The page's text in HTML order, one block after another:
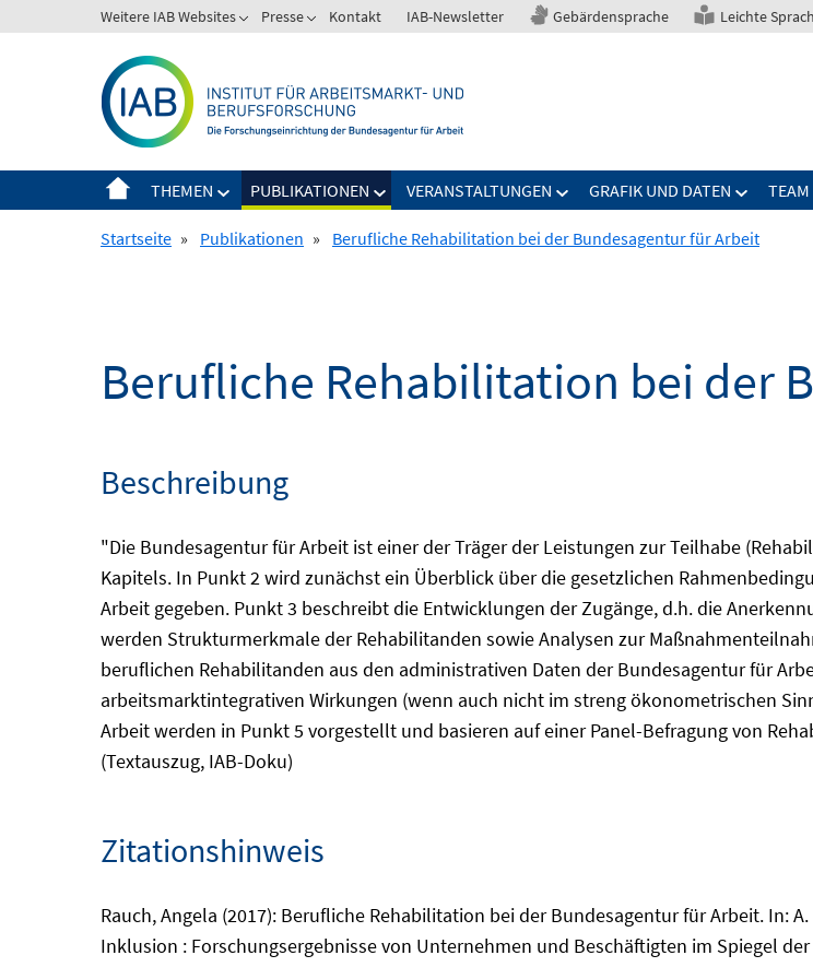
zum
Weitere IAB Websites Presse Kontakt IAB-Newsletter Gebärdensprache Leichte
THEMEN PUBLIKATIONEN VERANSTALTUNGEN GRAFIK UND DATEN TEAM
Startseite » Publikationen » Berufliche Rehabilitation bei der Bundesagentur für Arbeit
Berufliche Rehabilitation bei der
Beschreibung
"Die Bundesagentur für Arbeit ist einer der Träger der Leistungen zur Teilhabe
Kapitels. In Punkt 2 wird zunächst ein Überblick über die gesetzlichen
Arbeit gegeben. Punkt 3 beschreibt die Entwicklungen der Zugänge, d.h. die
werden Strukturmerkmale der Rehabilitanden sowie Analysen zur
beruflichen Rehabilitanden aus den administrativen Daten der Bundesagentur für
arbeitsmarktintegrativen Wirkungen (wenn auch nicht im streng ökonometrischen
Arbeit werden in Punkt 5 vorgestellt und basieren auf einer Panel-Befragung von
(Textauszug, IAB-Doku)
Zitationshinweis
Rauch, Angela (2017): Berufliche Rehabilitation bei der Bundesagentur für Arbeit. In:
Inklusion : Forschungsergebnisse von Unternehmen und Beschäftigten im Spiegel der